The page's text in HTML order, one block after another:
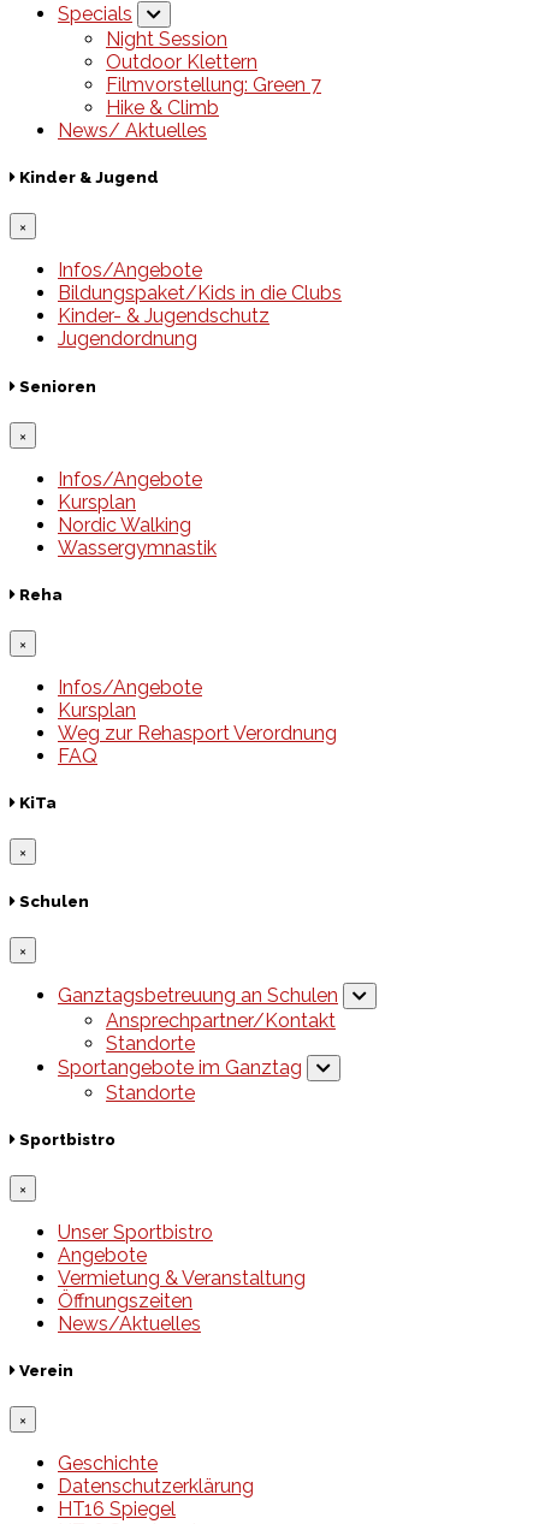
Specials
Night Session
Outdoor Klettern
Filmvorstellung: Green 7
Hike & Climb
News/ Aktuelles
Kinder & Jugend
×
Infos/Angebote
Bildungspaket/Kids in die Clubs
Kinder- & Jugendschutz
Jugendordnung
Senioren
×
Infos/Angebote
Kursplan
Nordic Walking
Wassergymnastik
Reha
×
Infos/Angebote
Kursplan
Weg zur Rehasport Verordnung
FAQ
KiTa
×
Schulen
×
Ganztagsbetreuung an Schulen
Ansprechpartner/Kontakt
Standorte
Sportangebote im Ganztag
Standorte
Sportbistro
×
Unser Sportbistro
Angebote
Vermietung & Veranstaltung
Öffnungszeiten
News/Aktuelles
Verein
×
Geschichte
Datenschutzerklärung
HT16 Spiegel